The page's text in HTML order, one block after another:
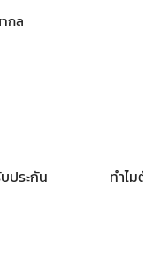
กล
ประกัน ทำไมต้